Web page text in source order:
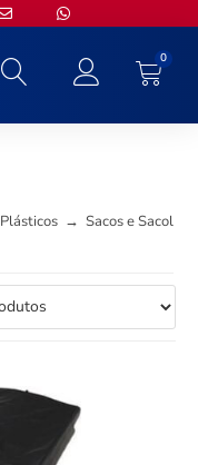
0
Plásticos → Sacos e Sacolas